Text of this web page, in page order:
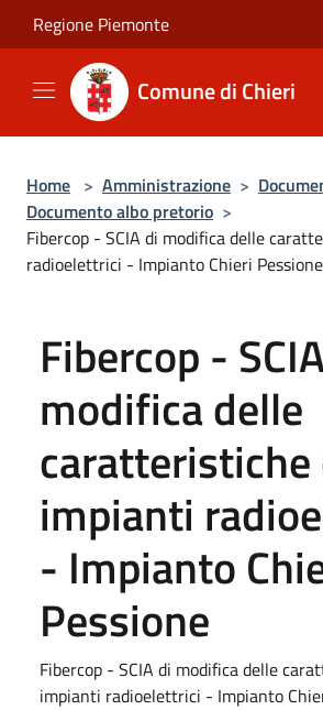
Salta al contenuto principale
Regione Piemonte
Comune di Chieri
Home > Amministrazione >
Documento albo pretorio >
Fibercop - SCIA di modifica delle
radioelettrici - Impianto Chieri Pessione
Fibercop -
modifica delle
caratteristiche
impianti
- Impianto
Pessione
Fibercop - SCIA di modifica delle
impianti radioelettrici - Impianto